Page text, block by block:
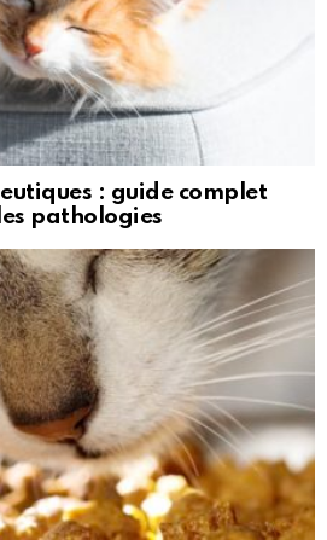
: guide complet
pathologies